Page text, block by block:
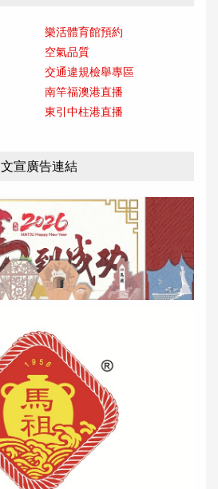
樂活體育館預約
空氣品質
交通違規檢舉專區
南竿福澳港直播
東引中柱港直播
文宣廣告連結